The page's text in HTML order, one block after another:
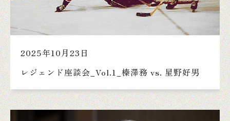
2025年10月23日
レジェンド座談会_Vol.1_榛澤務 vs. 星野好男